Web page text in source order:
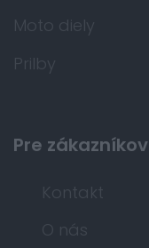
Moto diely
Prilby
Pre zákazníkov
Kontakt
O nás